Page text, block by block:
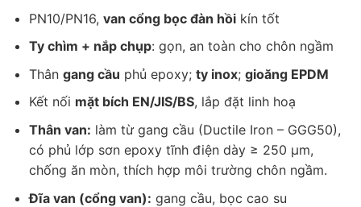
PN10/PN16, van cổng bọc đàn hồikín tốt
Ty chìm + nắp chụp: gọn, an toàn cho chôn ngầm
Thân gang cầu phủ epoxy; ty inox; gioăng EPDM
Kết nối mặt bích EN/JIS/BS, lắp đặt linh hoạ
Thân van: làm từ gang cầu (Ductile Iron – GGG50),
có phủ lớp sơn epoxy tĩnh điện dày ≥ 250 µm,
chống ăn mòn, thích hợp môi trường chôn ngầm.
Đĩa van (cổng van): gang cầu, bọc cao su